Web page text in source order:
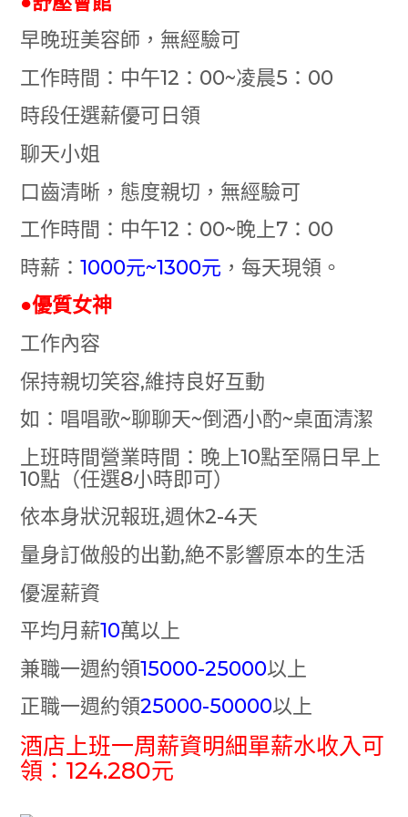
早晚班美容師，無經驗可
工作時間：中午12：00~凌晨5：00
時段任選薪優可日領
聊天小姐
口齒清晰，態度親切，無經驗可
工作時間：中午12：00~晚上7：00
時薪： 1000元~1300元 ，每天現領。
●優質女神
工作內容
保持親切笑容,維持良好互動
如：唱唱歌~聊聊天~倒酒小酌~桌面清潔
上班時間營業時間：晚上10點至隔日早上
10點（任選8小時即可）
依本身狀況報班,週休2-4天
量身訂做般的出勤,絶不影響原本的生活
優渥薪資
平均月薪10萬以上
兼職一週約領15000-25000以上
正職一週約領25000-50000以上
酒店上班一周薪資明細單薪水收入可
領：124.280元